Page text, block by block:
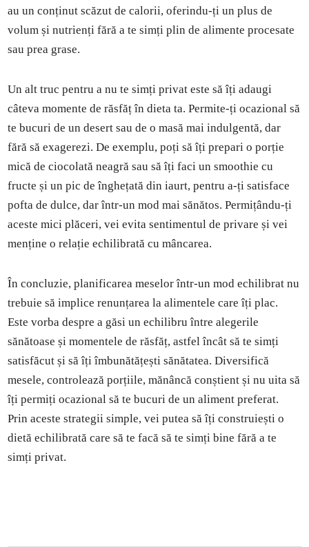
au un conținut scăzut de calorii, oferindu-ți un plus de
volum și nutrienți fără a te simți plin de alimente procesate
sau prea grase.
Un alt truc pentru a nu te simți privat este să îți adaugi
câteva momente de răsfăț în dieta ta. Permite-ți ocazional să
te bucuri de un desert sau de o masă mai indulgentă, dar
fără să exagerezi. De exemplu, poți să îți prepari o porție
mică de ciocolată neagră sau să îți faci un smoothie cu
fructe și un pic de înghețată din iaurt, pentru a-ți satisface
pofta de dulce, dar într-un mod mai sănătos. Permițându-ți
aceste mici plăceri, vei evita sentimentul de privare și vei
menține o relație echilibrată cu mâncarea.
În concluzie, planificarea meselor într-un mod echilibrat nu
trebuie să implice renunțarea la alimentele care îți plac.
Este vorba despre a găsi un echilibru între alegerile
sănătoase și momentele de răsfăț, astfel încât să te simți
satisfăcut și să îți îmbunătățești sănătatea. Diversifică
mesele, controlează porțiile, mănâncă conștient și nu uita să
îți permiți ocazional să te bucuri de un aliment preferat.
Prin aceste strategii simple, vei putea să îți construiești o
dietă echilibrată care să te facă să te simți bine fără a te
simți privat.